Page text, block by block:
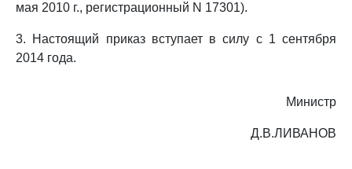
мая 2010 г., регистрационный N 17301).
3. Настоящий приказ вступает в силу с 1 сентября
2014 года.
Министр
Д.В.ЛИВАНОВ